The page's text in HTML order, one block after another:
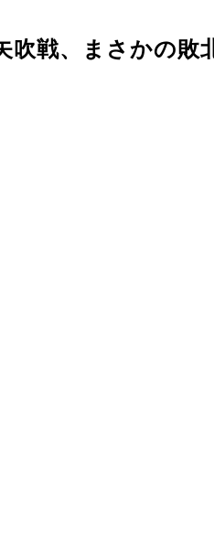
吹戦、まさかの敗